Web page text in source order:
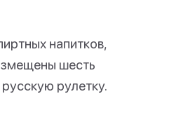
напитков,
шесть
рулетку.